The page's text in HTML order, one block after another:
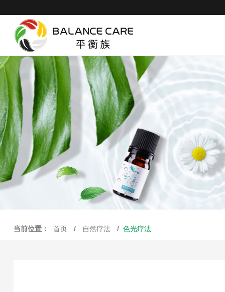
当前位置： 首页 / 自然疗法 / 色光疗法